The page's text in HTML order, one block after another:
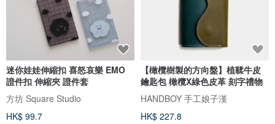
迷你娃娃伸縮扣 喜怒哀樂 EMO
證件扣 伸縮夾 證件套
方坊 Square Studio
HK$ 99.7
【橄欖樹製的方向盤】植鞣牛皮
鑰匙包 橄欖X綠色皮革 刻字禮物
HANDBOY 手工娘子漢
HK$ 227.8